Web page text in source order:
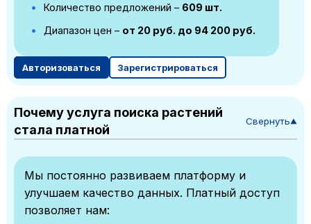
Количество предложений – 609 шт.
Диапазон цен – от 20 руб. до 94 200 руб.
Авторизоваться Зарегистрироваться
Почему услуга поиска растений
стала платной
Свернуть▼
Мы постоянно развиваем платформу и
улучшаем качество данных. Платный доступ
позволяет нам: